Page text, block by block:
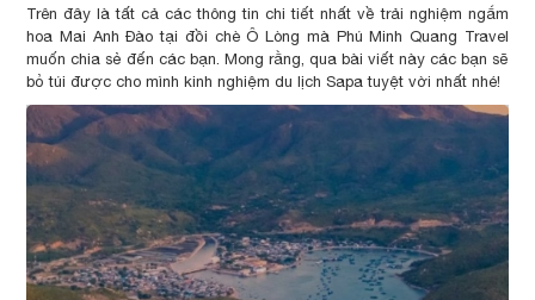
Trên đây là tất cả các thông tin chi tiết nhất về trải nghiệm ngắm
hoa Mai Anh Đào tại đồi chè Ô Lòng mà Phú Minh Quang Travel
muốn chia sẻ đến các bạn. Mong rằng, qua bài viết này các bạn sẽ
bỏ túi được cho mình kinh nghiệm du lịch Sapa tuyệt vời nhất nhé!